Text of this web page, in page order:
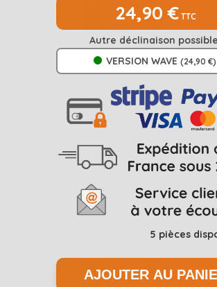
24,90 €TTC
Autre déclinaison
VERSION WAVE (24,90 €)
5 pièces